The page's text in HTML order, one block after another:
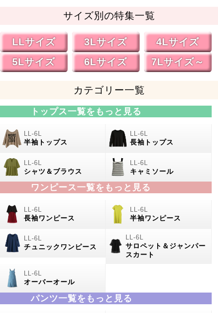
サイズ別の特集一覧
LLサイズ 3Lサイズ
4Lサイズ
5Lサイズ
6Lサイズ 7Lサイズ～
カテゴリー一覧
トップス一覧をもっと見る
半袖トップス 長袖トップス
シャツ＆ブラウス キャミソール
ワンピース一覧をもっと見る
長袖ワンピース 半袖ワンピース
チュニックワンピース
サロペット＆ジャンパー
スカート
オーバーオール
パンツ一覧をもっと見る